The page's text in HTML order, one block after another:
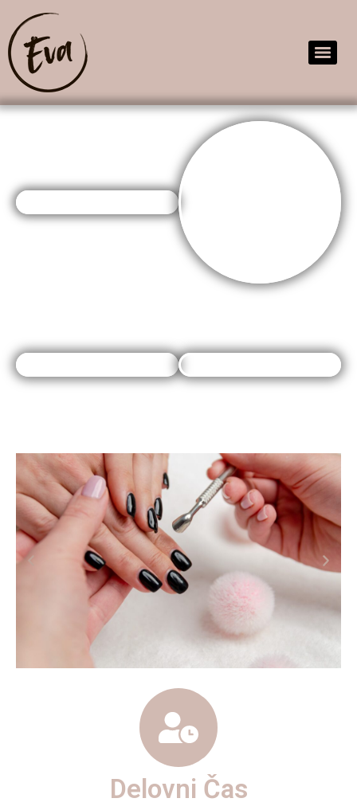
Delovni Čas